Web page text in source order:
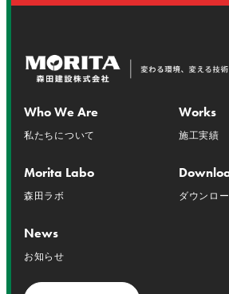
Who We Are
私たちについて
Works
施工実績
Morita Labo
森田ラボ
News
お知らせ
ダウンロ